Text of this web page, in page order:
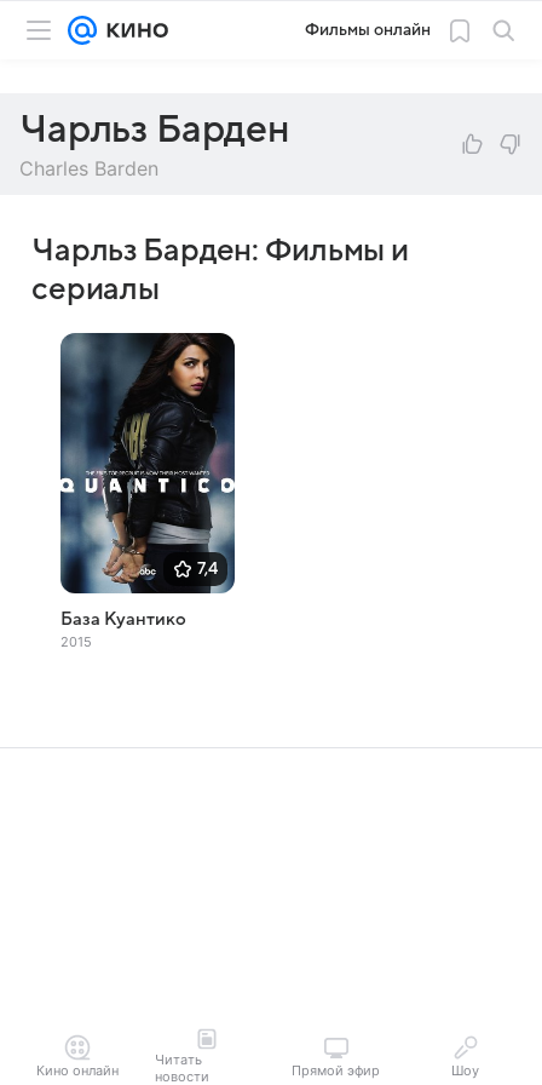
Фильмы онлайн
Чарльз Барден
Charles Barden
Чарльз Барден: Фильмы и
сериалы
7,4
База Куантико
2015
Кино онлайн
Читать
новости
Прямой эфир Шоу